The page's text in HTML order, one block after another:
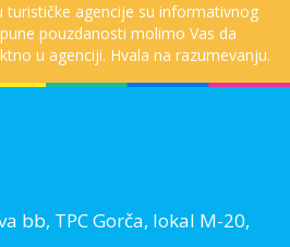
turističke agencije su informativnog
pouzdanosti molimo Vas da
u agenciji. Hvala na razumevanju.
bb, TPC Gorča, lokal M-20,